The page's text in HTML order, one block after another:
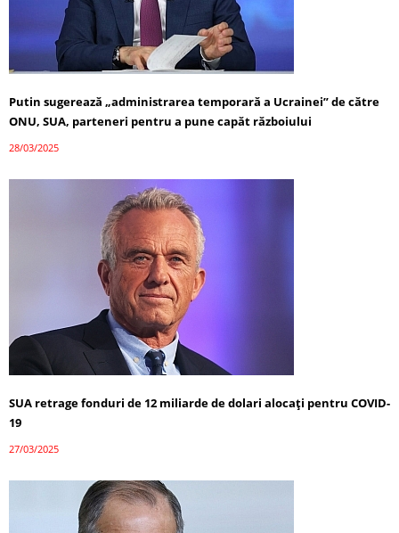
Putin sugerează „administrarea temporară a Ucrainei” de către
ONU, SUA, parteneri pentru a pune capăt războiului
28/03/2025
SUA retrage fonduri de 12 miliarde de dolari alocați pentru COVID-
19
27/03/2025